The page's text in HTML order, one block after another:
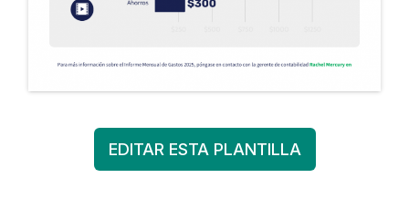
EDITAR ESTA PLANTILLA